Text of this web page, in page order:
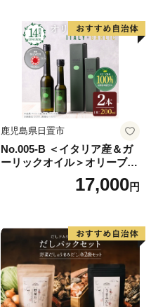
鹿児島県日置市
No.005-B ＜イタリア産＆ガ
ーリックオイル＞オリーブオ
イルセット(200ml×2本) 日置
市 特産品 調味料 油 エキスト
ブ】
17,000円